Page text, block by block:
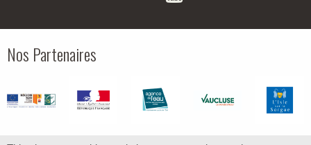
Nos Partenaires